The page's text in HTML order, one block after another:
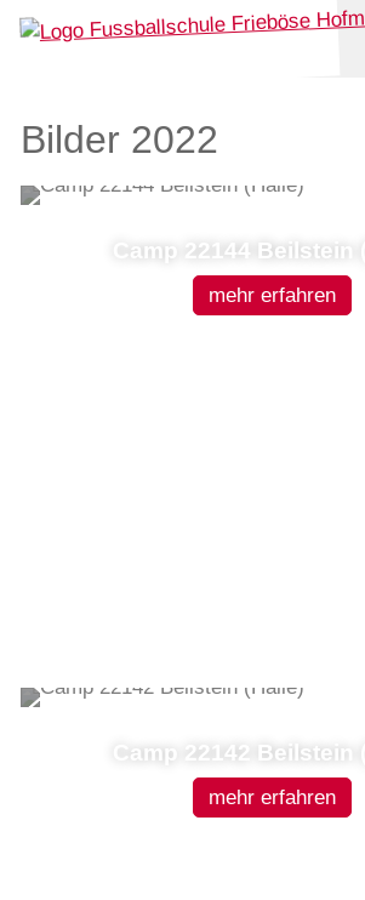
Bilder 2022
Camp 22144 Beilstein
mehr erfahren
Camp 22142 Beilstein
mehr erfahren